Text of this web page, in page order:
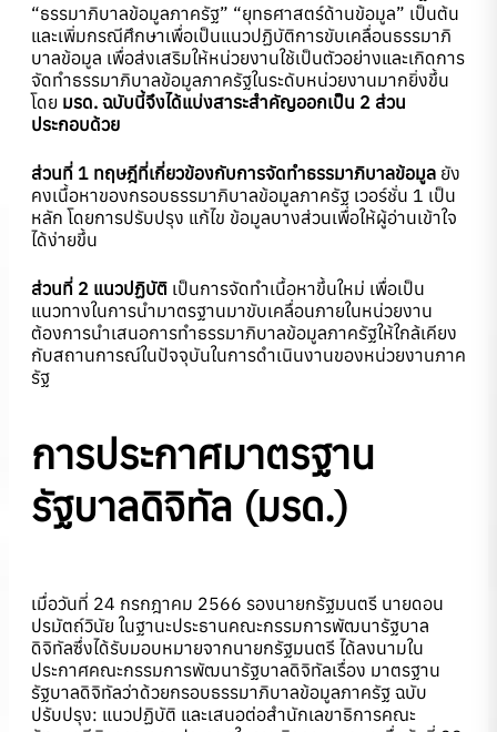
“ธรรมาภิบาลข้อมูลภาครัฐ” “ยุทธศาสตร์ด้านข้อมูล” เป็นต้น
และเพิ่มกรณีศึกษาเพื่อเป็นแนวปฏิบัติการขับเคลื่อนธรรมาภิ
บาลข้อมูล เพื่อส่งเสริมให้หน่วยงานใช้เป็นตัวอย่างและเกิดการ
จัดทำธรรมาภิบาลข้อมูลภาครัฐในระดับหน่วยงานมากยิ่งขึ้น
โดย มรด. ฉบับนี้จึงได้แบ่งสาระสำคัญออกเป็น 2 ส่วน
ประกอบด้วย
ส่วนที่ 1 ทฤษฎีที่เกี่ยวข้องกับการจัดทำธรรมาภิบาลข้อมูล ยัง
คงเนื้อหาของกรอบธรรมาภิบาลข้อมูลภาครัฐ เวอร์ชั่น 1 เป็น
หลัก โดยการปรับปรุง แก้ไข ข้อมูลบางส่วนเพื่อให้ผู้อ่านเข้าใจ
ได้ง่ายขึ้น
ส่วนที่ 2 แนวปฏิบัติ เป็นการจัดทำเนื้อหาขึ้นใหม่ เพื่อเป็น
แนวทางในการนำมาตรฐานมาขับเคลื่อนภายในหน่วยงาน
ต้องการนำเสนอการทำธรรมาภิบาลข้อมูลภาครัฐให้ใกล้เคียง
กับสถานการณ์ในปัจจุบันในการดำเนินงานของหน่วยงานภาค
รัฐ
การประกาศมาตรฐาน
รัฐบาลดิจิทัล (มรด.)
เมื่อวันที่ 24 กรกฎาคม 2566 รองนายกรัฐมนตรี นายดอน
ปรมัตถ์วินัย ในฐานะประธานคณะกรรมการพัฒนารัฐบาล
ดิจิทัลซึ่งได้รับมอบหมายจากนายกรัฐมนตรี ได้ลงนามใน
ประกาศคณะกรรมการพัฒนารัฐบาลดิจิทัลเรื่อง มาตรฐาน
รัฐบาลดิจิทัลว่าด้วยกรอบธรรมาภิบาลข้อมูลภาครัฐ ฉบับ
ปรับปรุง: แนวปฏิบัติ และเสนอต่อสำนักเลขาธิการคณะ